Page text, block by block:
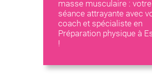
masse musculaire : votre
séance attrayante avec
coach et spécialiste en
Préparation physique à
!